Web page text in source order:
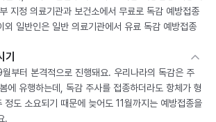
지정 의료기관과 보건소에서 무료로 독감 예방접종
외 일반인은 일반 의료기관에서 유료 독감 예방접종
부터 본격적으로 진행돼요. 우리나라의 독감은 주
에 유행하는데, 독감 주사를 접종하더라도 항체가 형
정도 소요되기 때문에 늦어도 11월까지는 예방접종을
.